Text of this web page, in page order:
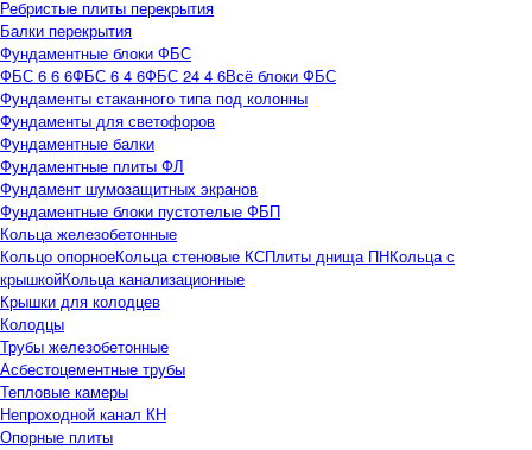
Ребристые плиты перекрытия
Балки перекрытия
Фундаментные блоки ФБС
ФБС 6 6 6ФБС 6 4 6ФБС 24 4 6Всё блоки ФБС
Фундаменты стаканного типа под колонны
Фундаменты для светофоров
Фундаментные балки
Фундаментные плиты ФЛ
Фундамент шумозащитных экранов
Фундаментные блоки пустотелые ФБП
Кольца железобетонные
Кольцо опорноеКольца стеновые КСПлиты днища ПНКольца с
крышкойКольца канализационные
Крышки для колодцев
Колодцы
Трубы железобетонные
Асбестоцементные трубы
Тепловые камеры
Непроходной канал КН
Опорные плиты